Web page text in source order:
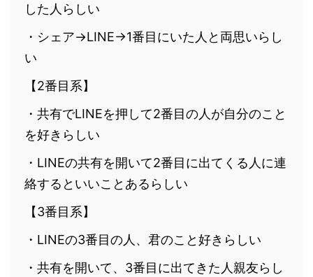
した人らしい
・シェア→LINE→1番目にいた人と両思いらし
い
【2番目系】
・共有でLINEを押して2番目の人が自分のこと
を好きらしい
・LINEの共有を開いて2番目に出てくる人に連
絡するといいことあるらしい
【3番目系】
・LINEの3番目の人、君のこと好きらしい
・共有を開いて、3番目に出てきた人親友らし